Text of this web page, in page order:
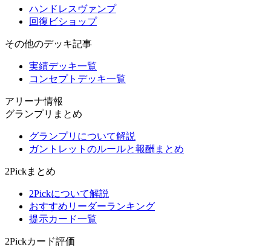
ハンドレスヴァンプ
回復ビショップ
その他のデッキ記事
実績デッキ一覧
コンセプトデッキ一覧
アリーナ情報
グランプリまとめ
グランプリについて解説
ガントレットのルールと報酬まとめ
2Pickまとめ
2Pickについて解説
おすすめリーダーランキング
提示カード一覧
2Pickカード評価